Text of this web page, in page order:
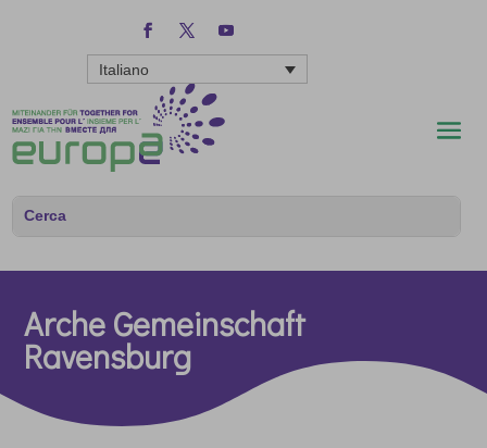
Italiano
Arche Gemeinschaft
Ravensburg